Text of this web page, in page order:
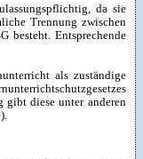
da sie
Trennung zwischen
besteht. Entsprechende
als zuständige
gibt diese unter anderen